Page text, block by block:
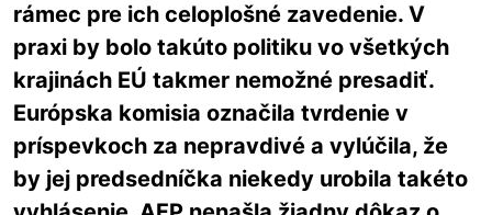
rámec pre ich celoplošné zavedenie. V
praxi by bolo takúto politiku vo všetkých
krajinách EÚ takmer nemožné presadiť.
Európska komisia označila tvrdenie v
príspevkoch za nepravdivé a vylúčila, že
by jej predsedníčka niekedy urobila takéto